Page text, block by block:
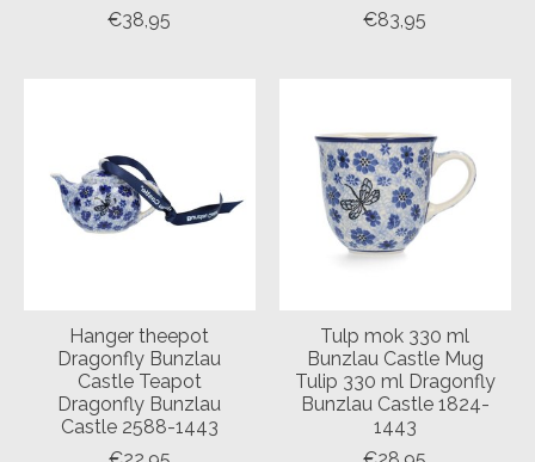
€38,95
€83,95
Hanger theepot
Dragonfly Bunzlau
Castle Teapot
Dragonfly Bunzlau
Castle 2588-1443
Tulp mok 330 ml
Bunzlau Castle Mug
Tulip 330 ml Dragonfly
Bunzlau Castle 1824-
1443